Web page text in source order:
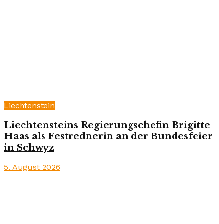
Liechtenstein
Liechtensteins Regierungschefin Brigitte
Haas als Festrednerin an der Bundesfeier
in Schwyz
5. August 2026